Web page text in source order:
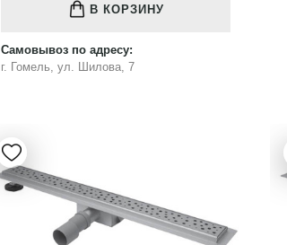
В КОРЗИНУ
Самовывоз по адресу:
г. Гомель, ул. Шилова, 7